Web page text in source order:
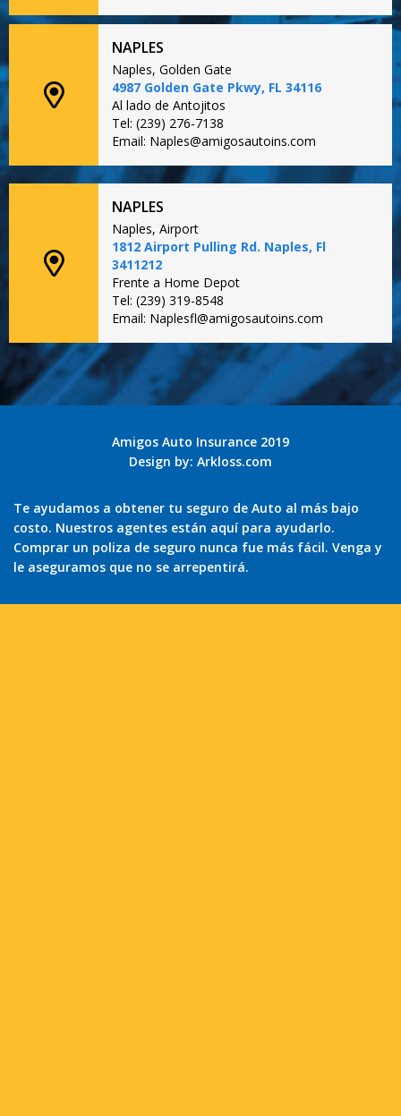
NAPLES
Naples, Golden Gate
4987 Golden Gate Pkwy, FL 34116
Al lado de Antojitos
Tel: (239) 276-7138
Email: Naples@amigosautoins.com
NAPLES
Naples, Airport
1812 Airport Pulling Rd. Naples, Fl
3411212
Frente a Home Depot
Tel: (239) 319-8548
Email: Naplesfl@amigosautoins.com
Amigos Auto Insurance 2019
Design by: Arkloss.com
Te ayudamos a obtener tu seguro de Auto al más bajo
costo. Nuestros agentes están aquí para ayudarlo.
Comprar un poliza de seguro nunca fue más fácil. Venga y
le aseguramos que no se arrepentirá.